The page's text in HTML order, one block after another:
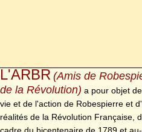
L'ARBR (Amis de
de la Révolution) a pour objet
vie et de l'action de Robespierre et
réalités de la Révolution Française,